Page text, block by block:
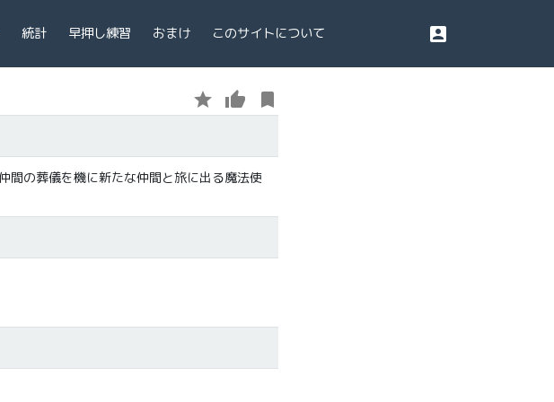
統計 早押し練習 おまけ このサイトについて account_box
star thumb_up bookmark
間の葬儀を機に新たな仲間と旅に出る魔法使